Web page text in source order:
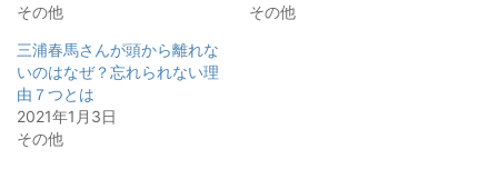
その他
その他
三浦春馬さんが頭から離れな
いのはなぜ？忘れられない理
由７つとは
2021年1月3日
その他